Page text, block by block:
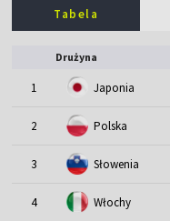
Tabela
Drużyna
1 Japonia
2 Polska
3 Słowenia
4 Włochy